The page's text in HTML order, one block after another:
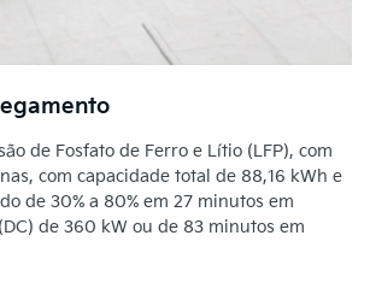
de Fosfato de Ferro e Lítio (LFP), com
com capacidade total de 88,16 kWh e
de 30% a 80% em 27 minutos em
de 360 kW ou de 83 minutos em